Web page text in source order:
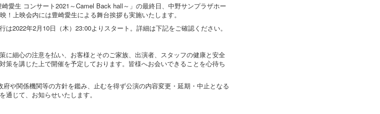
愛生 コンサート2021～Camel Back hall～」の最終日、中野サンプラザホー
！上映会内には豊崎愛生による舞台挨拶も実施いたします。
2022年2月10日（木）23:00よりスタート。詳細は下記をご確認ください。
に細心の注意を払い、お客様とそのご家族、出演者、スタッフの健康と安全
策を講じた上で開催を予定しております。皆様へお会いできることを心待ち
や関係機関等の方針を鑑み、止むを得ず公演の内容変更・延期・中止となる
じて、お知らせいたします。